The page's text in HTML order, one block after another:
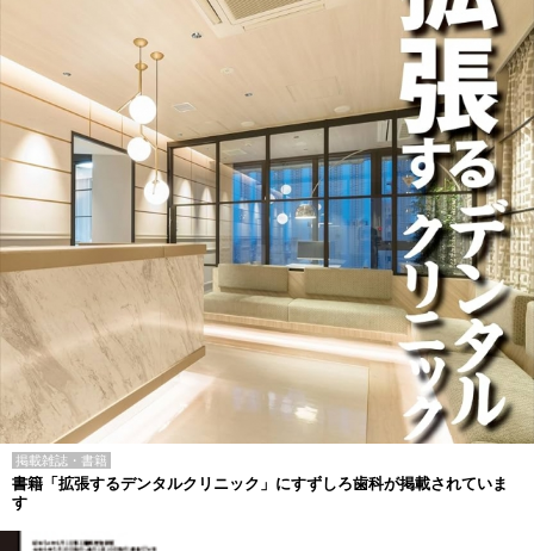
掲載雑誌・書籍
書籍「拡張するデンタルクリニック」にすずしろ歯科が掲載されていま
す